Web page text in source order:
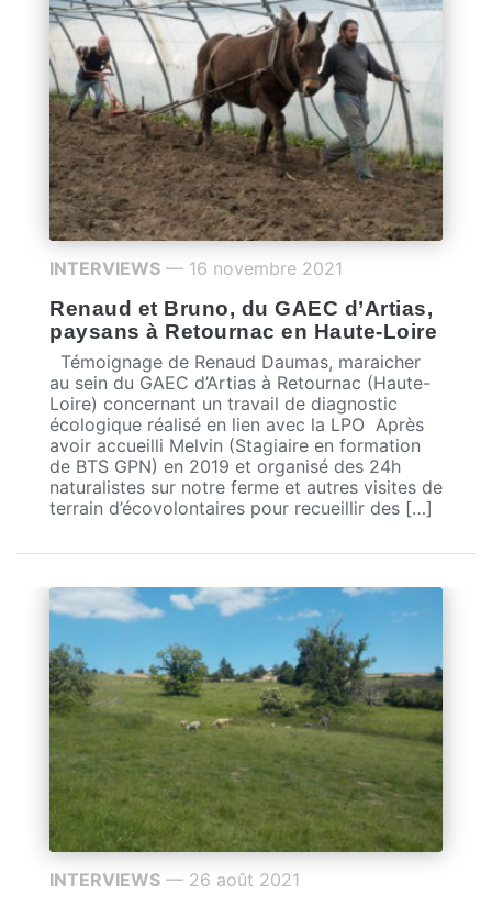
INTERVIEWS — 16 novembre 2021
Renaud et Bruno, du GAEC d’Artias,
paysans à Retournac en Haute-Loire
Témoignage de Renaud Daumas, maraicher
au sein du GAEC d’Artias à Retournac (Haute-
Loire) concernant un travail de diagnostic
écologique réalisé en lien avec la LPO Après
avoir accueilli Melvin (Stagiaire en formation
de BTS GPN) en 2019 et organisé des 24h
naturalistes sur notre ferme et autres visites de
terrain d’écovolontaires pour recueillir des […]
INTERVIEWS — 26 août 2021